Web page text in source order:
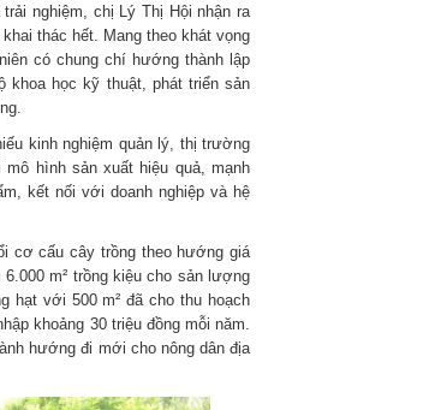
nghiệm, chị Lý Thị Hội nhận ra
thác hết. Mang theo khát vọng
có chung chí hướng thành lập
khoa học kỹ thuật, phát triển sản
kinh nghiệm quản lý, thị trường
hình sản xuất hiệu quả, mạnh
kết nối với doanh nghiệp và hệ
cơ cấu cây trồng theo hướng giá
m² trồng kiệu cho sản lượng
hạt với 500 m² đã cho thu hoạch
khoảng 30 triệu đồng mỗi năm.
hướng đi mới cho nông dân địa